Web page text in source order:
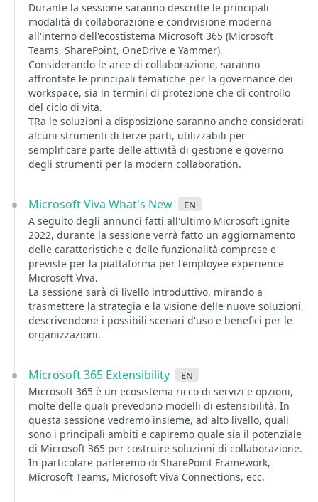
Durante la sessione saranno descritte le principali
modalità di collaborazione e condivisione moderna
all'interno dell'ecostistema Microsoft 365 (Microsoft
Teams, SharePoint, OneDrive e Yammer).
Considerando le aree di collaborazione, saranno
affrontate le principali tematiche per la governance dei
workspace, sia in termini di protezione che di controllo
del ciclo di vita.
TRa le soluzioni a disposizione saranno anche considerati
alcuni strumenti di terze parti, utilizzabili per
semplificare parte delle attività di gestione e governo
degli strumenti per la modern collaboration.
Microsoft Viva What's New en
A seguito degli annunci fatti all'ultimo Microsoft Ignite
2022, durante la sessione verrà fatto un aggiornamento
delle caratteristiche e delle funzionalità comprese e
previste per la piattaforma per l'employee experience
Microsoft Viva.
La sessione sarà di livello introduttivo, mirando a
trasmettere la strategia e la visione delle nuove soluzioni,
descrivendone i possibili scenari d'uso e benefici per le
organizzazioni.
Microsoft 365 Extensibility en
Microsoft 365 è un ecosistema ricco di servizi e opzioni,
molte delle quali prevedono modelli di estensibilità. In
questa sessione vedremo insieme, ad alto livello, quali
sono i principali ambiti e capiremo quale sia il potenziale
di Microsoft 365 per costruire soluzioni di collaborazione.
In particolare parleremo di SharePoint Framework,
Microsoft Teams, Microsoft Viva Connections, ecc.